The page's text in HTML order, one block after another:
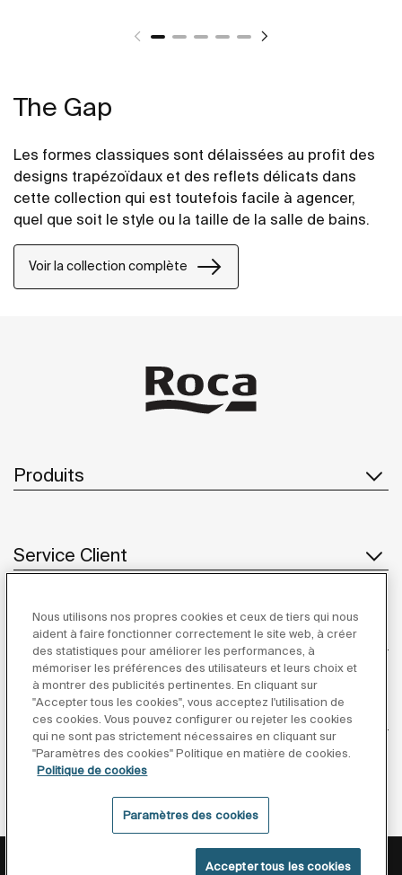
The Gap
Les formes classiques sont délaissées au profit des
designs trapézoïdaux et des reflets délicats dans
cette collection qui est toutefois facile à agencer,
quel que soit le style ou la taille de la salle de bains.
Voir la collection complète
Produits
Service Client
À propos de Roca
Inspiration
Suivez-nous
Nous utilisons nos propres cookies et ceux de tiers qui nous
aident à faire fonctionner correctement le site web, à créer
des statistiques pour améliorer les performances, à
mémoriser les préférences des utilisateurs et leurs choix et
à montrer des publicités pertinentes. En cliquant sur
"Accepter tous les cookies", vous acceptez l'utilisation de
ces cookies. Vous pouvez configurer ou rejeter les cookies
qui ne sont pas strictement nécessaires en cliquant sur
"Paramètres des cookies" Politique en matière de cookies.
Politique de cookies
Paramètres des cookies
Accepter tous les cookies